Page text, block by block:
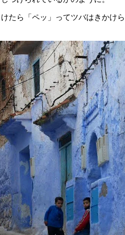
たら「ペッ」ってツバはきかけら